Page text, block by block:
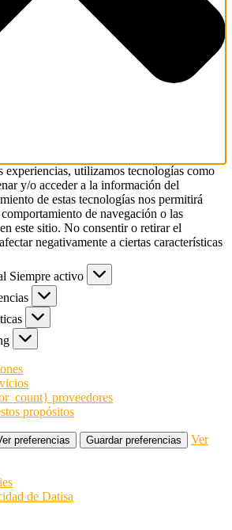
experiencias, utilizamos tecnologías como
y/o acceder a la información del
de estas tecnologías nos permitirá
de navegación o las
este sitio. No consentir o retirar el
negativamente a ciertas características
Siempre activo
proveedores
propósitos
preferencias Guardar preferencias
Ver
de Datisa